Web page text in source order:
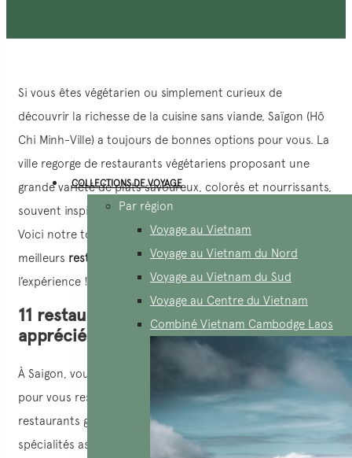
COLLECTIONS DE VOYAGE
Par région
Voyage au Vietnam
Voyage au Vietnam du Nord
Voyage au Vietnam du Sud
Voyage au Centre du Vietnam
Combiné Vietnam Cambodge Laos
Si vous êtes végétarien ou simplement curieux de
découvrir la richesse de la cuisine sans viande, Saïgon (Hô
Chi Minh-Ville) a toujours de bonnes options pour vous. La
ville regorge de restaurants végétariens proposant une
grande variété de plats savoureux, colorés et nourrissants,
souvent inspirés de la tradition bouddhiste vietnamienne.
Voici notre top 11 des adresses coup de cœur parmi les
meilleurs restaurants Saïgonpour que vous puissiez vivre
l’expérience !
11 restaurants végétariens les plus
appréciés à Saïgon
À Saigon, vous trouverez facilement des dizaines d’options
pour vous restaurer, allant de l’aliment de rue aux
restaurants gastronomiques, proposant aussi bien des
spécialités asiatiques qu’occidentales. Que vous soyez